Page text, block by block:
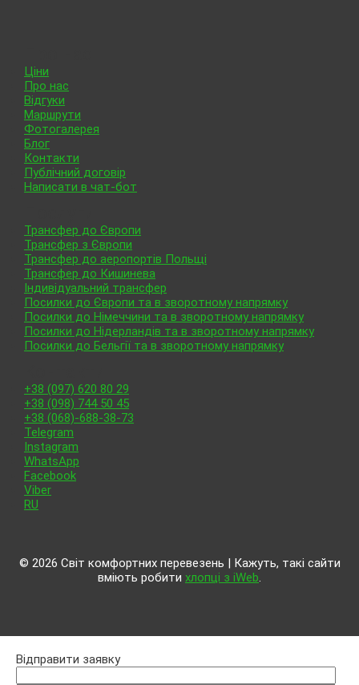
Ціни
Про нас
Відгуки
Маршрути
Фотогалерея
Блог
Контакти
Публічний договір
Написати в чат-бот
Трансфер до Європи
Трансфер з Європи
Трансфер до аеропортів Польщі
Трансфер до Кишинева
Індивідуальний трансфер
Посилки до Європи та в зворотному напрямку
Посилки до Німеччини та в зворотному напрямку
Посилки до Нідерландів та в зворотному напрямку
Посилки до Бельгії та в зворотному напрямку
+38 (097) 620 80 29
+38 (098) 744 50 45
+38 (068)-688-38-73
Telegram
Instagram
WhatsApp
Facebook
Viber
RU
© 2026 Світ комфортних перевезень | Кажуть, такі сайти
вміють робити хлопці з iWeb.
Відправити заявку